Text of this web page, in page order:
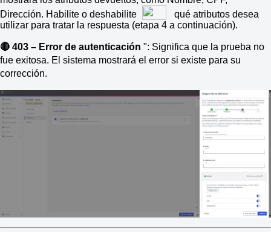
Dirección. Habilite o deshabilite
qué atributos desea
utilizar para tratar la respuesta (etapa 4 a continuación).
🔴 403 – Error de autenticación ": Significa que la prueba no
fue exitosa. El sistema mostrará el error si existe para su
corrección.